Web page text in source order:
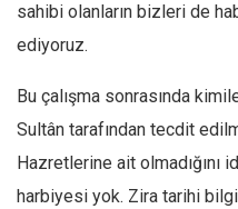
sahibi olanların bizleri de
ediyoruz.
Bu çalışma sonrasında
Sultân tarafından tecdit
Hazretlerine ait olmadığını
harbiyesi yok. Zira tarihi